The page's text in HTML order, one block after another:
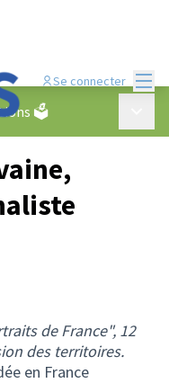
Se connecter
🗳️
de France", 12
des territoires.
en France